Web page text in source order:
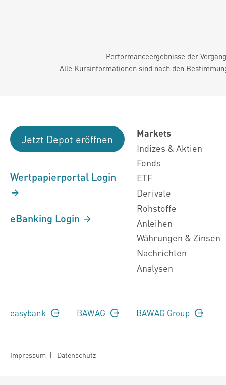
Performanceergebnisse der
Alle Kursinformationen sind nach den
Jetzt Depot eröffnen
Wertpapierportal Login
eBanking Login
Markets
Indizes & Aktien
Fonds
ETF
Derivate
Rohstoffe
Anleihen
Währungen & Zinsen
Nachrichten
Analysen
easybank BAWAG BAWAG Group
Impressum | Datenschutz